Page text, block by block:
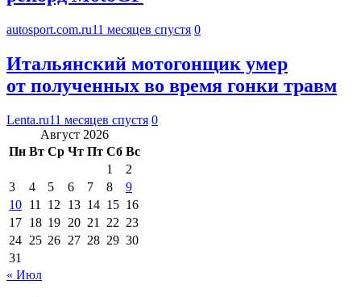
autosport.com.ru11 месяцев спустя 0
Итальянский мотогонщик умер
от полученных во время гонки травм
Lenta.ru11 месяцев спустя 0
Август 2026
Пн Вт Ср Чт Пт Сб Вс
1
2
3
4 5 6 7 8
9
10 11 12 13 14 15 16
17 18 19 20 21 22 23
24 25 26 27 28 29 30
31
« Июл